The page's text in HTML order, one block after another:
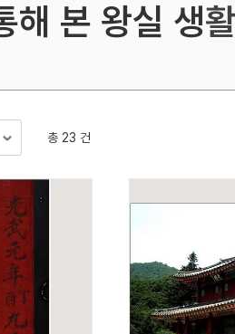
고대
고려
조선 후기
산자 사용안내
“정조”와 “정약
색
해 본 왕실 생
총 23 건